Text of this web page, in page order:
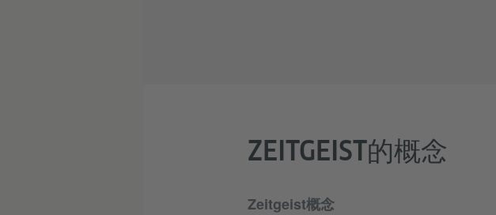
ZEITGEIST的概念
Zeitgeist概念